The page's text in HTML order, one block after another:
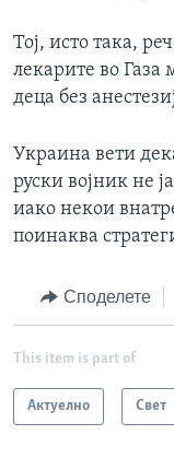
Тој, исто така,
лекарите во
деца без
Украина вети
руски војник не
иако некои
поинаква
Споделете
This item is part of
Актуелно Свет